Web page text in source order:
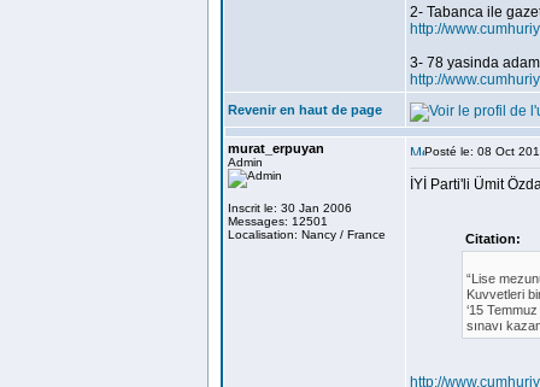
2- Tabanca ile
http://
3- 78 yasinda
http://
Revenir en haut de page
murat_erpuyan
Admin
Inscrit le: 30 Jan 2006
Messages: 12501
Localisation: Nancy / France
Posté le: 08 Oct
İYİ Parti'li Ümit
Citation:
“Lise
Kuvvetleri
‘15
sınavı
http://